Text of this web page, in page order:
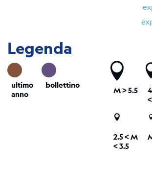
Legenda
ultimo
anno
bollettino
M> 5.5
2.5 <M
< 3.5